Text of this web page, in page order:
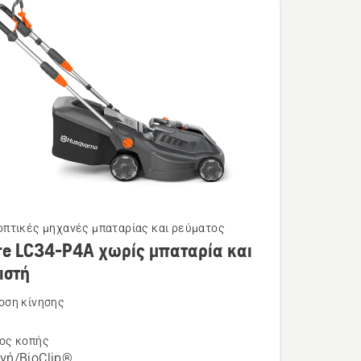
μηχανές μπαταρίας και ρεύματος
LC34-P4A χωρίς μπαταρία και
κίνησης
κοπής